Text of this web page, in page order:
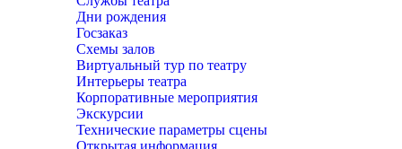
Дни рождения
Госзаказ
Схемы залов
Виртуальный тур по театру
Интерьеры театра
Корпоративные мероприятия
Экскурсии
Технические параметры сцены
Открытая информация